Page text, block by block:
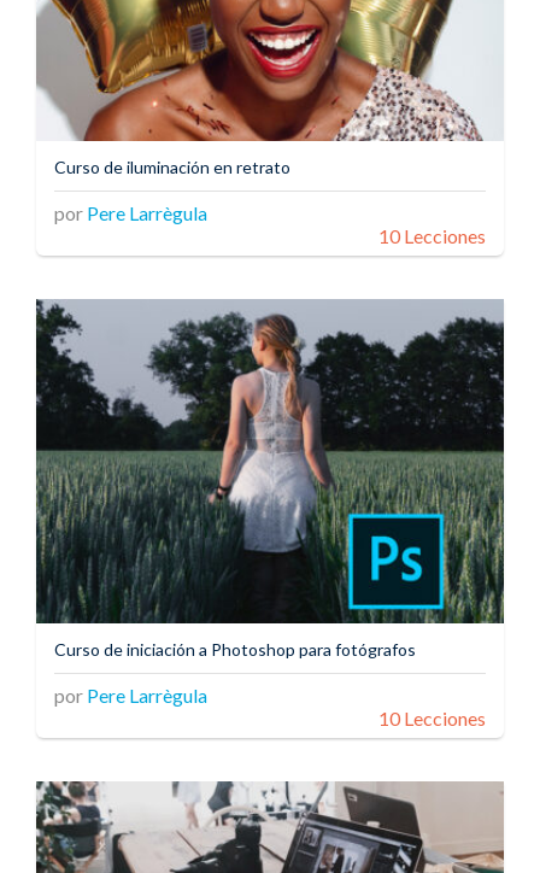
Curso de iluminación en retrato
por Pere Larrègula
10 Lecciones
Curso de iniciación a Photoshop para fotógrafos
por Pere Larrègula
10 Lecciones